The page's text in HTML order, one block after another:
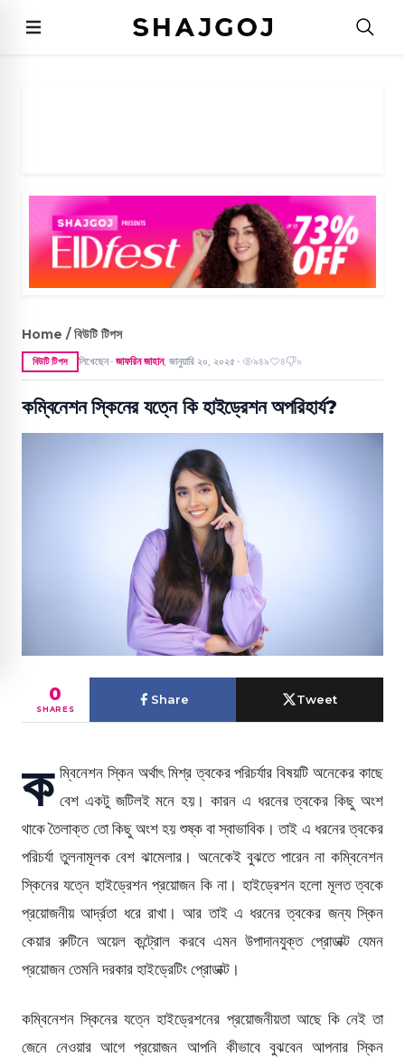
Home / বিউটি টিপস
বিউটি টিপস লিখেছেন ● জাফরিন জাহান, জানুয়ারি ২০, ২০২৫ ● ৯৪৯ ৪ ০
কম্বিনেশন স্কিনের যত্নে কি হাইড্রেশন অপরিহার্য?
0
SHARES
Share Tweet
ক ম্বিনেশন স্কিন অর্থাৎ মিশ্র ত্বকের পরিচর্যার বিষয়টি অনেকের কাছে
বেশ একটু জটিলই মনে হয়। কারন এ ধরনের ত্বকের কিছু অংশ
থাকে তৈলাক্ত তো কিছু অংশ হয় শুষ্ক বা স্বাভাবিক। তাই এ ধরনের ত্বকের
পরিচর্যা তুলনামূলক বেশ ঝামেলার। অনেকেই বুঝতে পারেন না কম্বিনেশন
স্কিনের যত্নে হাইড্রেশন প্রয়োজন কি না। হাইড্রেশন হলো মূলত ত্বকে
প্রয়োজনীয় আর্দ্রতা ধরে রাখা। আর তাই এ ধরনের ত্বকের জন্য স্কিন
কেয়ার রুটিনে অয়েল কন্ট্রোল করবে এমন উপাদানযুক্ত প্রোডাক্ট যেমন
প্রয়োজন তেমনি দরকার হাইড্রেটিং প্রোডাক্ট।
কম্বিনেশন স্কিনের যত্নে হাইড্রেশনের প্রয়োজনীয়তা আছে কি নেই তা
জেনে নেওয়ার আগে প্রয়োজন আপনি কীভাবে বুঝবেন আপনার স্কিন